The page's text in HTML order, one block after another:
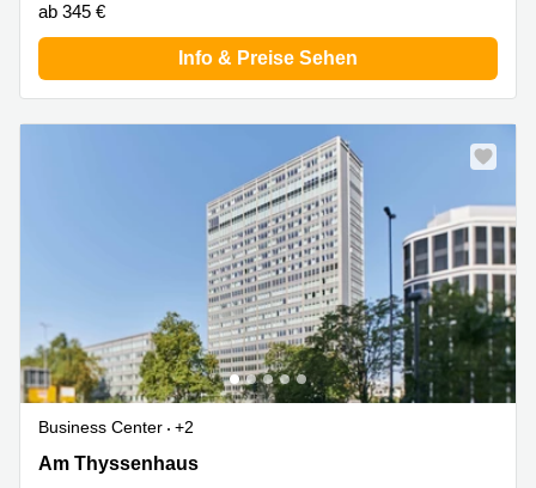
ab 345 €
Info & Preise Sehen
Business Center
+2
Am Thyssenhaus 1, Essen
Am Thyssenhaus